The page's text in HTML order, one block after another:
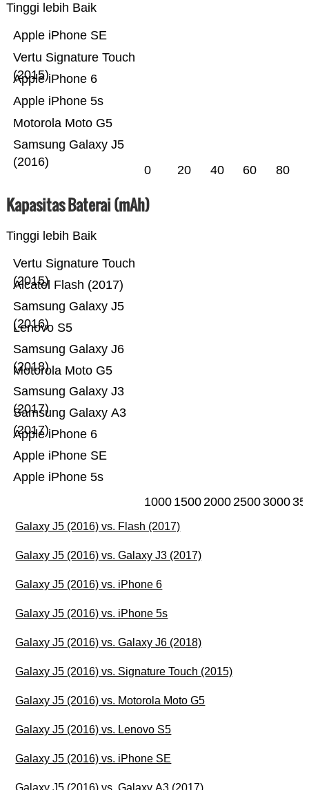
Tinggi lebih Baik
Samsung Galaxy J5
(2016)
Motorola Moto G5
Apple iPhone 5s
Apple iPhone 6
Vertu Signature Touch
(2015)
Apple iPhone SE
0 20 40 60 80
Kapasitas Baterai (mAh)
Tinggi lebih Baik
Apple iPhone 5s
Apple iPhone SE
Apple iPhone 6
Samsung Galaxy A3
(2017)
Samsung Galaxy J3
(2017)
Motorola Moto G5
Samsung Galaxy J6
(2018)
Lenovo S5
Samsung Galaxy J5
(2016)
Alcatel Flash (2017)
Vertu Signature Touch
(2015)
1000 1500200025003000
Galaxy J5 (2016) vs. Flash (2017)
Galaxy J5 (2016) vs. Galaxy J3 (2017)
Galaxy J5 (2016) vs. iPhone 6
Galaxy J5 (2016) vs. iPhone 5s
Galaxy J5 (2016) vs. Galaxy J6 (2018)
Galaxy J5 (2016) vs. Signature Touch (2015)
Galaxy J5 (2016) vs. Motorola Moto G5
Galaxy J5 (2016) vs. Lenovo S5
Galaxy J5 (2016) vs. iPhone SE
Galaxy J5 (2016) vs. Galaxy A3 (2017)